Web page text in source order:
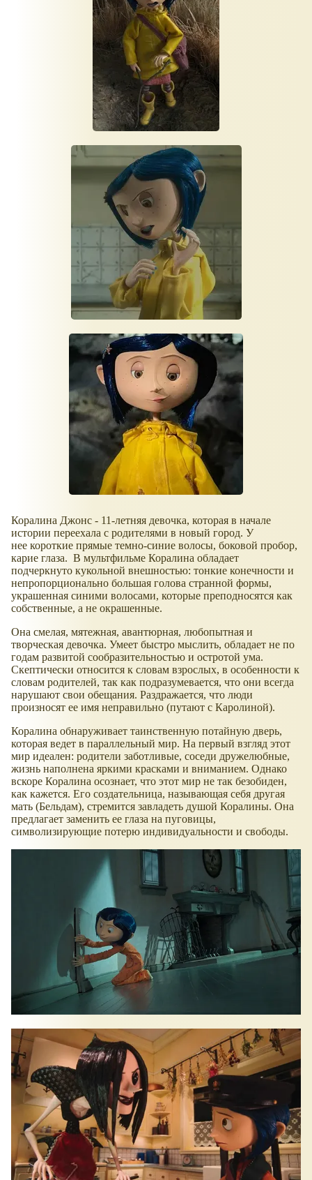
Коралина Джонс - 11-летняя девочка, которая в начале
истории переехала с родителями в новый город. У
нее короткие прямые темно-синие волосы, боковой пробор,
карие глаза. В мультфильме Коралина обладает
подчеркнуто кукольной внешностью: тонкие конечности и
непропорционально большая голова странной формы,
украшенная синими волосами, которые преподносятся как
собственные, а не окрашенные.
Она смелая, мятежная, авантюрная, любопытная и
творческая девочка. Умеет быстро мыслить, обладает не по
годам развитой сообразительностью и остротой ума.
Скептически относится к словам взрослых, в особенности к
словам родителей, так как подразумевается, что они всегда
нарушают свои обещания. Раздражается, что люди
произносят ее имя неправильно (путают с Каролиной).
Коралина обнаруживает таинственную потайную дверь,
которая ведет в параллельный мир. На первый взгляд этот
мир идеален: родители заботливые, соседи дружелюбные,
жизнь наполнена яркими красками и вниманием. Однако
вскоре Коралина осознает, что этот мир не так безобиден,
как кажется. Его создательница, называющая себя другая
мать (Бельдам), стремится завладеть душой Коралины. Она
предлагает заменить ее глаза на пуговицы,
символизирующие потерю индивидуальности и свободы.